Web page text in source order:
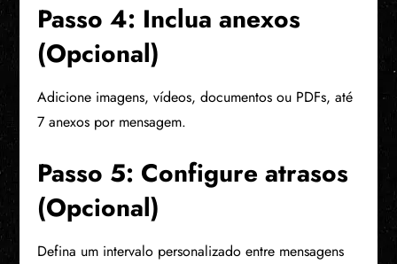
Passo 4: Inclua anexos
(Opcional)
Adicione imagens, vídeos, documentos ou PDFs, até
7 anexos por mensagem.
Passo 5: Configure atrasos
(Opcional)
Defina um intervalo personalizado entre mensagens